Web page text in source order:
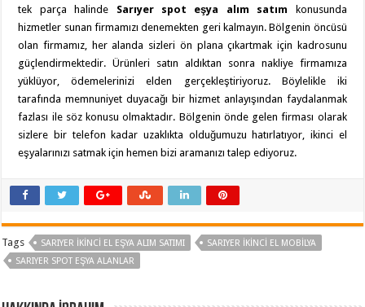
tek parça halinde Sarıyer spot eşya alım satım konusunda
hizmetler sunan firmamızı denemekten geri kalmayın. Bölgenin öncüsü
olan firmamız, her alanda sizleri ön plana çıkartmak için kadrosunu
güçlendirmektedir. Ürünleri satın aldıktan sonra nakliye firmamıza
yüklüyor, ödemelerinizi elden gerçekleştiriyoruz. Böylelikle iki
tarafında memnuniyet duyacağı bir hizmet anlayışından faydalanmak
fazlası ile söz konusu olmaktadır. Bölgenin önde gelen firması olarak
sizlere bir telefon kadar uzaklıkta olduğumuzu hatırlatıyor, ikinci el
eşyalarınızı satmak için hemen bizi aramanızı talep ediyoruz.
Tags SARIYER İKINCI EL EŞYA ALIM SATIMI
SARIYER İKINCI EL MOBILYA
SARIYER SPOT EŞYA ALANLAR